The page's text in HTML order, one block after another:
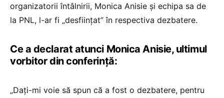
organizatorii întâlnirii, Monica Anisie și echipa sa de
la PNL, l-ar fi „desființat” în respectiva dezbatere.
Ce a declarat atunci Monica Anisie, ultimul
vorbitor din conferință:
„Dați-mi voie să spun că a fost o dezbatere, pentru